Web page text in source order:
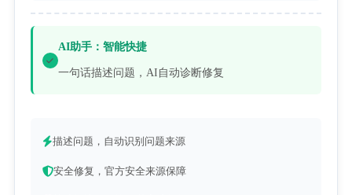
AI助手：智能快捷
一句话描述问题，AI自动诊断修复
描述问题，自动识别问题来源
安全修复，官方安全来源保障